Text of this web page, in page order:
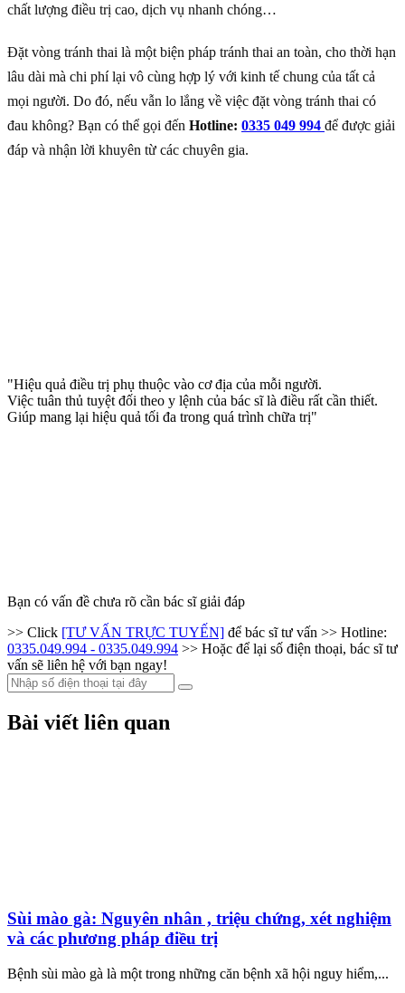
chất lượng điều trị cao, dịch vụ nhanh chóng…
Đặt vòng tránh thai là một biện pháp tránh thai an toàn, cho thời hạn
lâu dài mà chi phí lại vô cùng hợp lý với kinh tế chung của tất cả
mọi người. Do đó, nếu vẫn lo lắng về việc đặt vòng tránh thai có
đau không? Bạn có thể gọi đến Hotline: 0335 049 994 để được giải
đáp và nhận lời khuyên từ các chuyên gia.
"Hiệu quả điều trị phụ thuộc vào cơ địa của mỗi người.
Việc tuân thủ tuyệt đối theo y lệnh của bác sĩ là điều rất cần thiết.
Giúp mang lại hiệu quả tối đa trong quá trình chữa trị"
Bạn có vấn đề chưa rõ cần bác sĩ giải đáp
>> Click [TƯ VẤN TRỰC TUYẾN] để bác sĩ tư vấn >> Hotline:
0335.049.994 - 0335.049.994 >> Hoặc để lại số điện thoại, bác sĩ tư
vấn sẽ liên hệ với bạn ngay!
Bài viết liên quan
Sùi mào gà: Nguyên nhân , triệu chứng, xét nghiệm
và các phương pháp điều trị
Bệnh sùi mào gà là một trong những căn bệnh xã hội nguy hiểm,...